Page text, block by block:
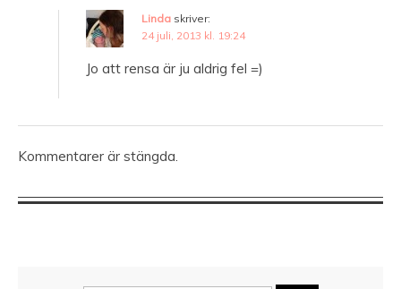
Linda skriver:
24 juli, 2013 kl. 19:24
Jo att rensa är ju aldrig fel =)
Kommentarer är stängda.